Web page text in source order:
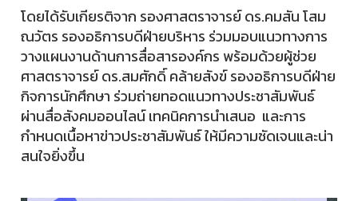
โดยได้รับเกียรติจาก รองศาสตราจารย์ ดร.คมสัน โสม
ณวัตร รองอธิการบดีฝ่ายบริหาร ร่วมมอบแนวทางการ
วางแผนงานด้านการสื่อสารองค์กร พร้อมด้วยผู้ช่วย
ศาสตราจารย์ ดร.สมศักดิ์ คล้ายสังข์ รองอธิการบดีฝ่าย
กิจการนักศึกษา ร่วมถ่ายทอดแนวทางประชาสัมพันธ์
ผ่านสื่อสังคมออนไลน์ เทคนิคการนำเสนอ และการ
กำหนดเนื้อหาข่าวประชาสัมพันธ์ ให้มีความชัดเจนและน่า
สนใจยิ่งขึ้น